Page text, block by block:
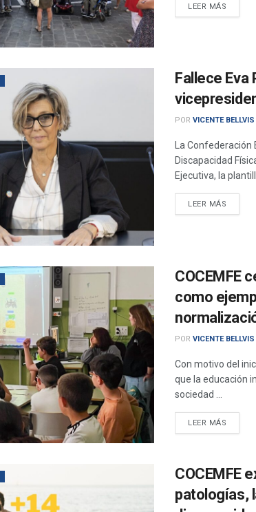
LEER MÁS
Fallece Eva
POR VICENTE BELLVIS
La
Discapacidad
Ejecutiva, la
LEER MÁS
COCEMFE
como
POR VICENTE BELLVIS
Con motivo del
que la educación
sociedad ...
LEER MÁS
COCEMFE
patologías,